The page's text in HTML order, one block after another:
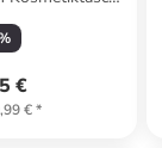
Kosmetik
€
€*